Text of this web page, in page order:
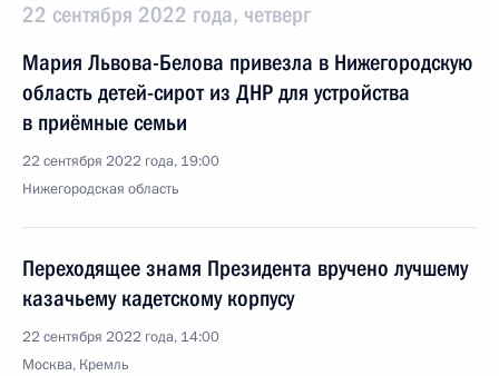
22 сентября 2022 года, четверг
Мария Львова-Белова привезла в Нижегородскую
область детей-сирот из ДНР для устройства
в приёмные семьи
22 сентября 2022 года, 19:00
Нижегородская область
Переходящее знамя Президента вручено лучшему
казачьему кадетскому корпусу
22 сентября 2022 года, 14:00
Москва, Кремль